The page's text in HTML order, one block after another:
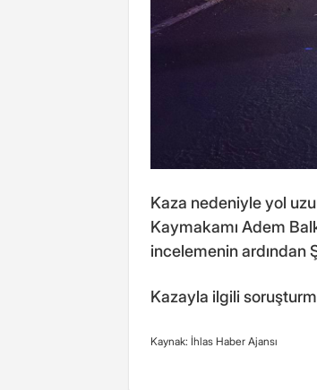
Kaza nedeniyle yol
Kaymakamı Adem
incelemenin ardından
Kazayla ilgili
Kaynak: İhlas Haber Ajansı